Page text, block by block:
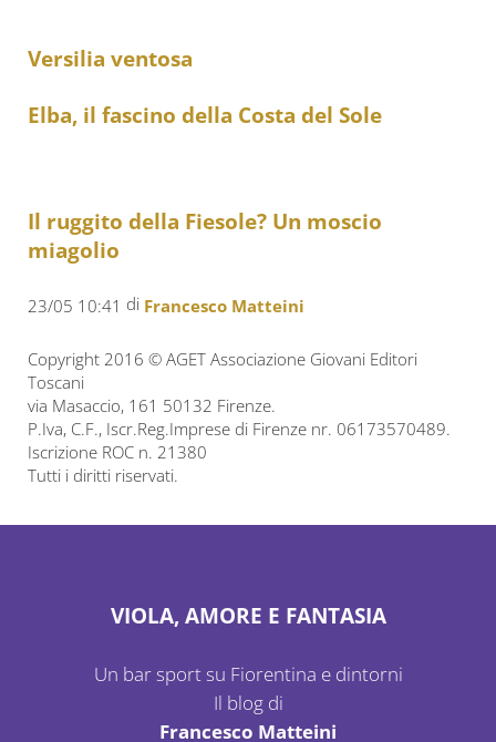
Versilia ventosa
Elba, il fascino della Costa del Sole
Il ruggito della Fiesole? Un moscio
miagolio
23/05 10:41 di Francesco Matteini
Copyright 2016 © AGET Associazione Giovani Editori
Toscani
via Masaccio, 161 50132 Firenze.
P.Iva, C.F., Iscr.Reg.Imprese di Firenze nr. 06173570489.
Iscrizione ROC n. 21380
Tutti i diritti riservati.
VIOLA, AMORE E FANTASIA
Un bar sport su Fiorentina e dintorni
Il blog di
Francesco Matteini